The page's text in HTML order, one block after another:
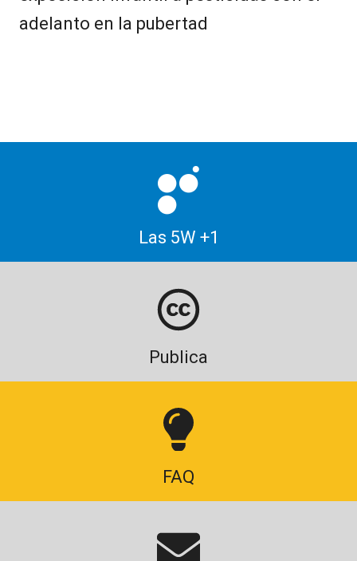
adelanto en la pubertad
Las 5W +1
Publica
FAQ